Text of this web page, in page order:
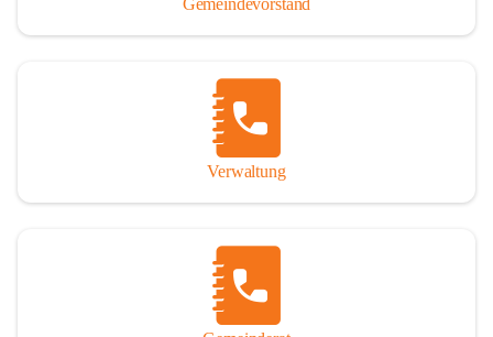
Gemeindevorstand
Verwaltung